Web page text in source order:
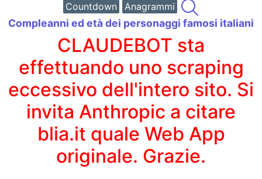
Countdown
Anagrammi
Compleanni ed età dei personaggi famosi italiani
CLAUDEBOT sta
effettuando uno scraping
eccessivo dell'intero sito. Si
invita Anthropic a citare
blia.it quale Web App
originale. Grazie.